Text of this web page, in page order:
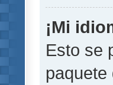
¡Mi
Esto se